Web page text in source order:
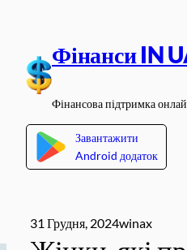
вмісту
Фінанси IN
Фінансова підтримка
Завантажити
Android додаток
31 Грудня, 2024winax